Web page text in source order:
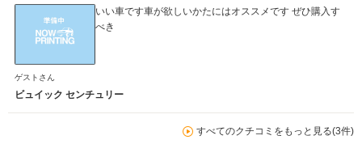
いい車です車が欲しいかたにはオススメです ぜひ購入す
べき
ゲストさん
ビュイック センチュリー
すべてのクチコミをもっと見る(3件)